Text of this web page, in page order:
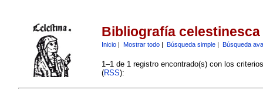
Bibliografía celestinesca
Inicio| Mostrar todo| Búsqueda simple| Búsqueda
1–1 de 1 registro encontrado(s) con los
(RSS):